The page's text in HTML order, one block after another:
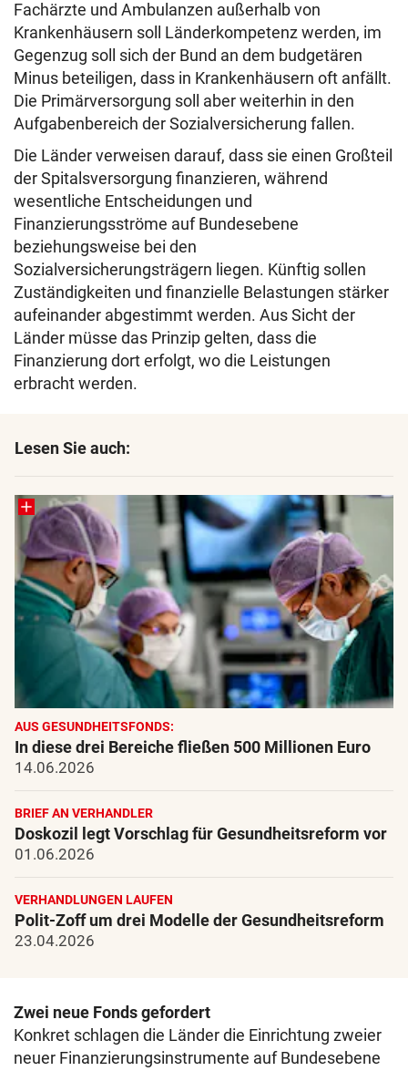
Fachärzte und Ambulanzen außerhalb von
Krankenhäusern soll Länderkompetenz werden, im
Gegenzug soll sich der Bund an dem budgetären
Minus beteiligen, dass in Krankenhäusern oft anfällt.
Die Primärversorgung soll aber weiterhin in den
Aufgabenbereich der Sozialversicherung fallen.
Die Länder verweisen darauf, dass sie einen Großteil
der Spitalsversorgung finanzieren, während
wesentliche Entscheidungen und
Finanzierungsströme auf Bundesebene
beziehungsweise bei den
Sozialversicherungsträgern liegen. Künftig sollen
Zuständigkeiten und finanzielle Belastungen stärker
aufeinander abgestimmt werden. Aus Sicht der
Länder müsse das Prinzip gelten, dass die
Finanzierung dort erfolgt, wo die Leistungen
erbracht werden.
Lesen Sie auch:
AUS GESUNDHEITSFONDS:
In diese drei Bereiche fließen 500 Millionen Euro
14.06.2026
BRIEF AN VERHANDLER
Doskozil legt Vorschlag für Gesundheitsreform vor
01.06.2026
VERHANDLUNGEN LAUFEN
Polit-Zoff um drei Modelle der Gesundheitsreform
23.04.2026
Zwei neue Fonds gefordert
Konkret schlagen die Länder die Einrichtung zweier
neuer Finanzierungsinstrumente auf Bundesebene